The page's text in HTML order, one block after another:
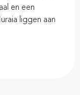
en een
liggen aan